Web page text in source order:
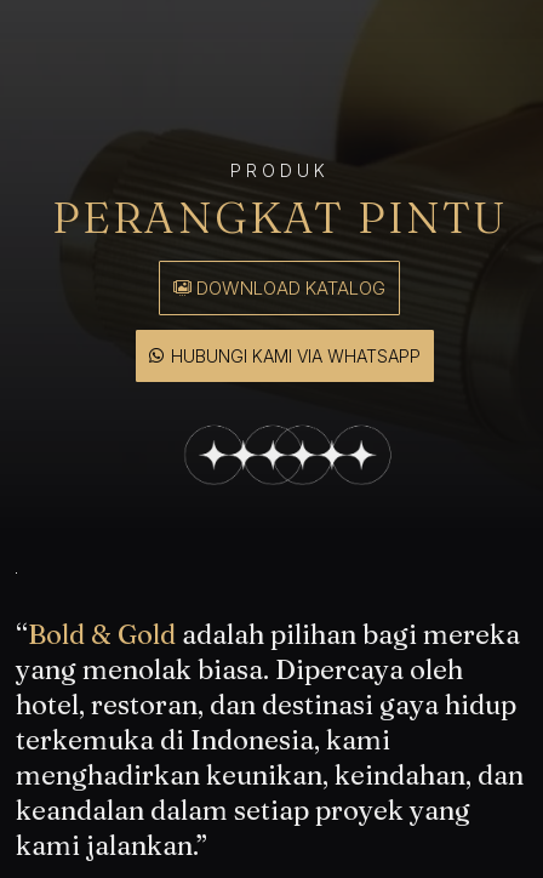
PRODUK
PERANGKAT PINTU
DOWNLOAD KATALOG
HUBUNGI KAMI VIA WHATSAPP
“Bold & Gold adalah pilihan bagi mereka
yang menolak biasa. Dipercaya oleh
hotel, restoran, dan destinasi gaya hidup
terkemuka di Indonesia, kami
menghadirkan keunikan, keindahan, dan
keandalan dalam setiap proyek yang
kami jalankan.”